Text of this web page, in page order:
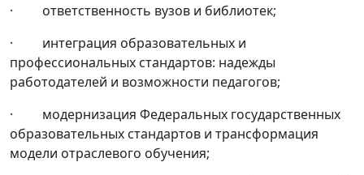
· ответственность вузов и библиотек;
· интеграция образовательных и
профессиональных стандартов: надежды
работодателей и возможности педагогов;
· модернизация Федеральных государственных
образовательных стандартов и трансформация
модели отраслевого обучения;